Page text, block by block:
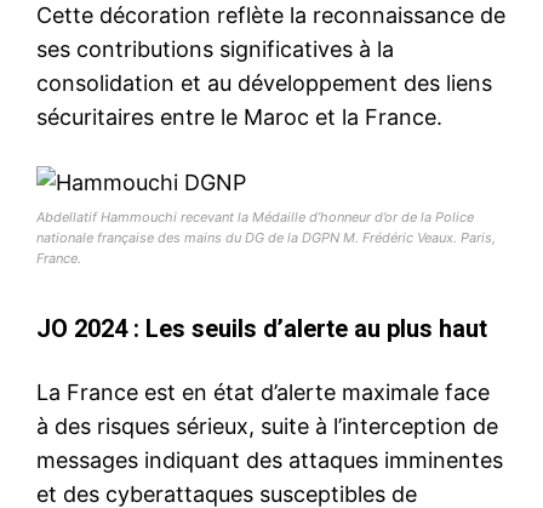
Cette décoration reflète la reconnaissance de
ses contributions significatives à la
consolidation et au développement des liens
sécuritaires entre le Maroc et la France.
Abdellatif Hammouchi recevant la Médaille d’honneur d’or de la Police
nationale française des mains du DG de la DGPN M. Frédéric Veaux. Paris,
France.
JO 2024 : Les seuils d’alerte au plus haut
La France est en état d’alerte maximale face
à des risques sérieux, suite à l’interception de
messages indiquant des attaques imminentes
et des cyberattaques susceptibles de